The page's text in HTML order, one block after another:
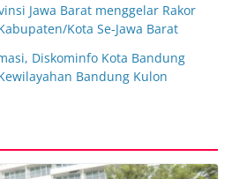
Jawa Barat menggelar Rakor
Kota Se-Jawa Barat
Diskominfo Kota Bandung
Bandung Kulon